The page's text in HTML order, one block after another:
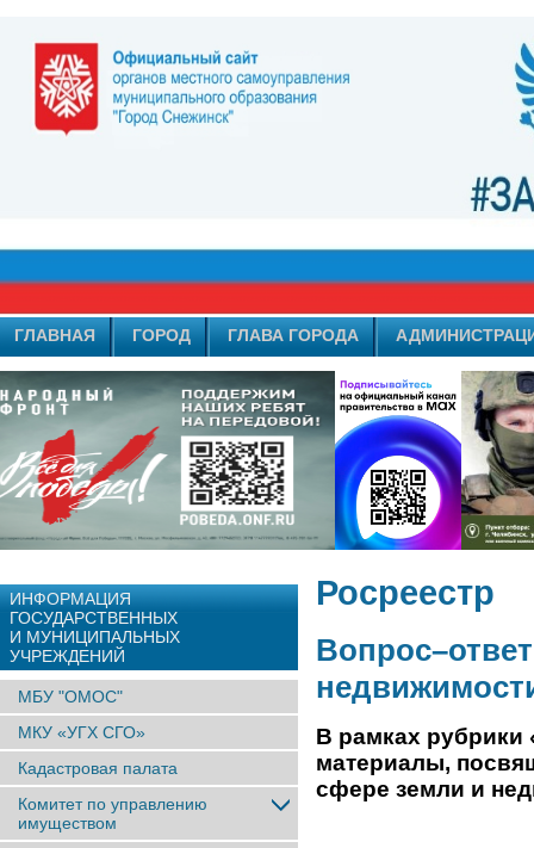
ГЛАВНАЯ ГОРОД ГЛАВА ГОРОДА
ИНФОРМАЦИЯ
ГОСУДАРСТВЕННЫХ
И МУНИЦИПАЛЬНЫХ
УЧРЕЖДЕНИЙ
МБУ "ОМОС"
МКУ «УГХ СГО»
Кадастровая палата
Комитет по управлению
имуществом
Росреестр
В рамках рубрики
материалы,
сфере земли и